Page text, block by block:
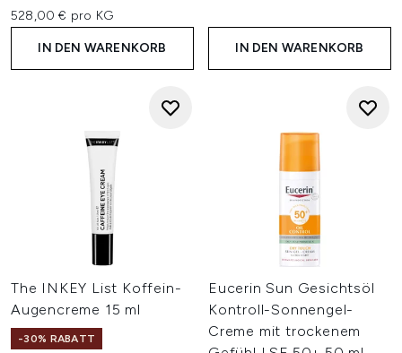
528,00 € pro KG
IN DEN WARENKORB IN DEN WARENKORB
The INKEY List Koffein-
Augencreme 15 ml
-30% RABATT
Eucerin Sun Gesichtsöl
Kontroll-Sonnengel-
Creme mit trockenem